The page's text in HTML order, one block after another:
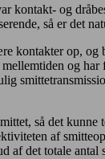
kontakt- og
så er det
kontakter op,
og
så det kunne
af
af det totale antal